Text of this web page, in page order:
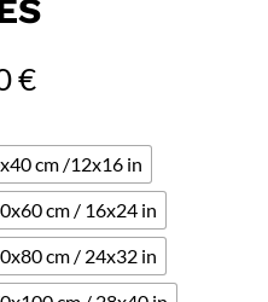
€
cm /12x16 in
cm / 16x24 in
cm / 24x32 in